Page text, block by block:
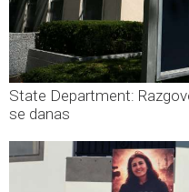
State Department:
se danas